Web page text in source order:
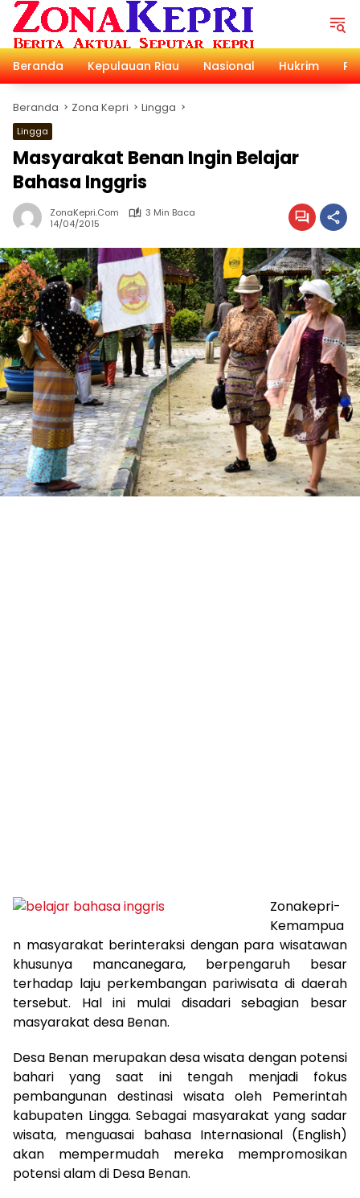
Langsung
konten
Beranda
Kepulauan Riau Nasional Hukrim
Beranda Zona Kepri Lingga
Lingga
Masyarakat Benan Ingin Belajar
Bahasa Inggris
ZonaKepri.com
3 Min Baca
14/04/2015
Zonakepri-
Kemampua
n masyarakat berinteraksi dengan para wisatawan
khusunya mancanegara, berpengaruh besar
terhadap laju perkembangan pariwisata di daerah
tersebut. Hal ini mulai disadari sebagian besar
masyarakat desa Benan.
Desa Benan merupakan desa wisata dengan potensi
bahari yang saat ini tengah menjadi fokus
pembangunan destinasi wisata oleh Pemerintah
kabupaten Lingga. Sebagai masyarakat yang sadar
wisata, menguasai bahasa Internasional (English)
akan mempermudah mereka mempromosikan
potensi alam di Desa Benan.